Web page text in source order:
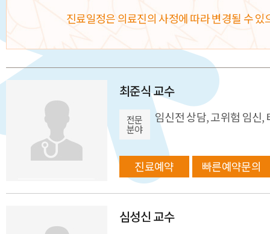
진료일정은 의료진의 사정에 따라 변경될 수
최준식 교수
전문
분야
임신전 상담, 고위험 임신
진료예약 빠른예약문의
심성신 교수